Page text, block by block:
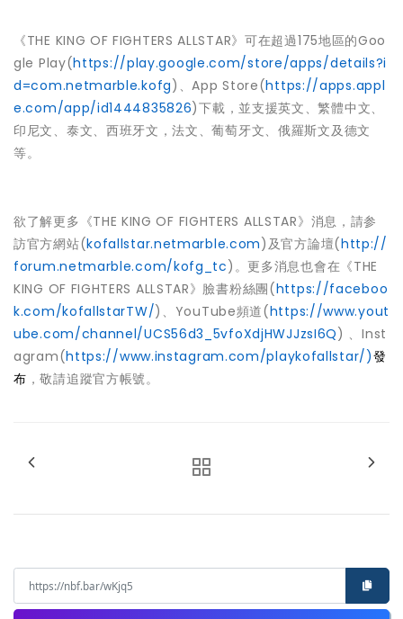
《THE KING OF FIGHTERS ALLSTAR》可在超過175地區的Goo
gle Play(https://play.google.com/store/apps/details?i
d=com.netmarble.kofg)、App Store(https://apps.appl
e.com/app/id1444835826)下載，並支援英文、繁體中文、
印尼文、泰文、西班牙文，法文、葡萄牙文、俄羅斯文及德文
等。
欲了解更多《THE KING OF FIGHTERS ALLSTAR》消息，請参
訪官方網站(kofallstar.netmarble.com)及官方論壇(http://
forum.netmarble.com/kofg_tc)。更多消息也會在《THE
KING OF FIGHTERS ALLSTAR》臉書粉絲團(https://faceboo
k.com/kofallstarTW/)、YouTube頻道(https://www.yout
ube.com/channel/UCS56d3_5vfoXdjHWJJzsI6Q) 、Inst
agram(https://www.instagram.com/playkofallstar/)發
布 ，敬請追蹤官方帳號。